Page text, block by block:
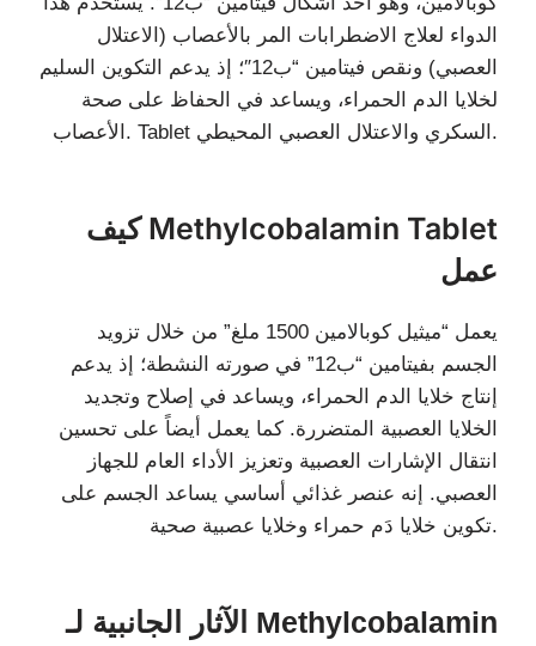
الدواء لعلاج الاضطرابات المر بالأعصاب (الاعتلال
العصبي) ونقص فيتامين “ب12″؛ إذ يدعم التكوين السليم
لخلايا الدم الحمراء، ويساعد في الحفاظ على صحة
الأعصاب. Tablet السكري والاعتلال العصبي المحيطي.
كيف Methylcobalamin Tablet
عمل
يعمل “ميثيل كوبالامين 1500 ملغ” من خلال تزويد
الجسم بفيتامين “ب12” في صورته النشطة؛ إذ يدعم
إنتاج خلايا الدم الحمراء، ويساعد في إصلاح وتجديد
الخلايا العصبية المتضررة. كما يعمل أيضاً على تحسين
انتقال الإشارات العصبية وتعزيز الأداء العام للجهاز
العصبي. إنه عنصر غذائي أساسي يساعد الجسم على
تكوين خلايا دَم حمراء وخلايا عصبية صحية.
الآثار الجانبية لـ Methylcobalamin